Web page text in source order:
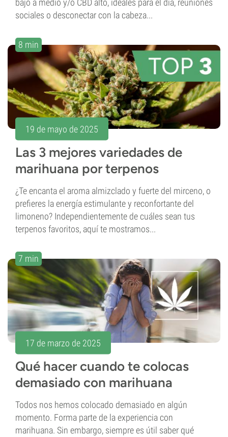
bajo a medio y/o CBD alto, ideales para el día, reuniones
sociales o desconectar con la cabeza...
8 min
19 de mayo de 2025
Las 3 mejores variedades de
marihuana por terpenos
¿Te encanta el aroma almizclado y fuerte del mirceno, o
prefieres la energía estimulante y reconfortante del
limoneno? Independientemente de cuáles sean tus
terpenos favoritos, aquí te mostramos...
7 min
17 de marzo de 2025
Qué hacer cuando te colocas
demasiado con marihuana
Todos nos hemos colocado demasiado en algún
momento. Forma parte de la experiencia con
marihuana. Sin embargo, siempre es útil saber qué